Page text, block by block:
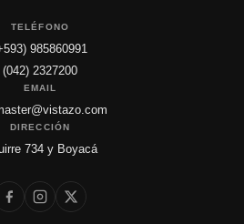
TELÉFONO
985860991
(042) 2327200
EMAIL
DIRECCIÓN
734 y Boyacá